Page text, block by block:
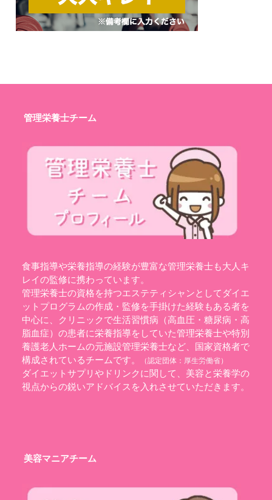
管理栄養士チーム
食事指導や栄養指導の経験が豊富な管理栄養士も大人キ
レイの監修に携わっています。
管理栄養士の資格を持つエステティシャンとしてダイエ
ットプログラムの作成・監修を手掛けた経験もある者を
中心に、クリニックで生活習慣病（高血圧・糖尿病・高
脂血症）の患者に栄養指導をしていた管理栄養士や特別
養護老人ホームの元施設管理栄養士など、国家資格者で
構成されているチームです。
（認定団体： 厚生労働省）
ダイエットサプリやドリンクに関して、美容と栄養学の
視点からの鋭いアドバイスを入れさせていただきます。
美容マニアチーム